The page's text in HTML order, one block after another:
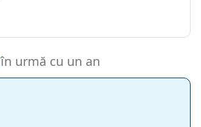
în urmă cu un an